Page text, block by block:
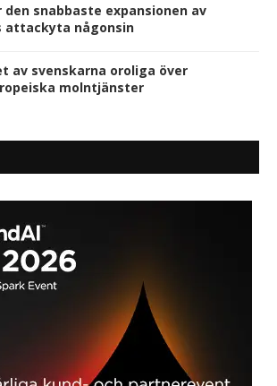
den snabbaste expansionen av
attackyta någonsin
av svenskarna oroliga över
molntjänster